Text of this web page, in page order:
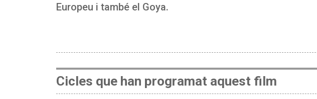
Europeu i també el Goya.
Cicles que han programat aquest film